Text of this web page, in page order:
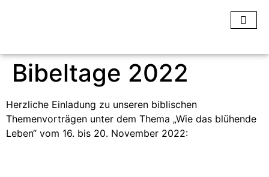
Bibeltage 2022
Herzliche Einladung zu unseren biblischen
Themenvorträgen unter dem Thema „Wie das blühende
Leben“ vom 16. bis 20. November 2022: